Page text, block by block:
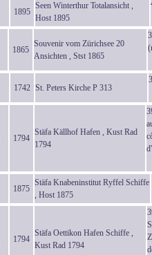
1895
Seen Winterthur Totalansicht ,
Host 1895
1865
Souvenir vom Zürichsee 20
Ansichten , Stst 1865
1742 St. Peters Kirche P 313
1794
Stäfa Källhof Hafen , Kust Rad
1794
1875
Stäfa Knabeninstitut Ryffel Schiffe
, Host 1875
1794
Stäfa Oettikon Hafen Schiffe ,
Kust Rad 1794